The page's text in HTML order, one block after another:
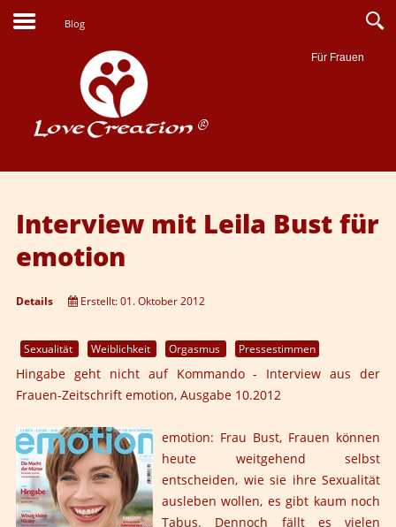
Blog
Für Frauen
Suche
Interview mit Leila Bust für
emotion
Details Erstellt: 01. Oktober 2012
Sexualität Weiblichkeit Orgasmus Pressestimmen
Hingabe geht nicht auf Kommando- Interview aus der
Frauen-Zeitschrift emotion, Ausgabe 10.2012
emotion: Frau Bust, Frauen können
heute weitgehend selbst
entscheiden, wie sie ihre Sexualität
ausleben wollen, es gibt kaum noch
Tabus. Dennoch fällt es vielen